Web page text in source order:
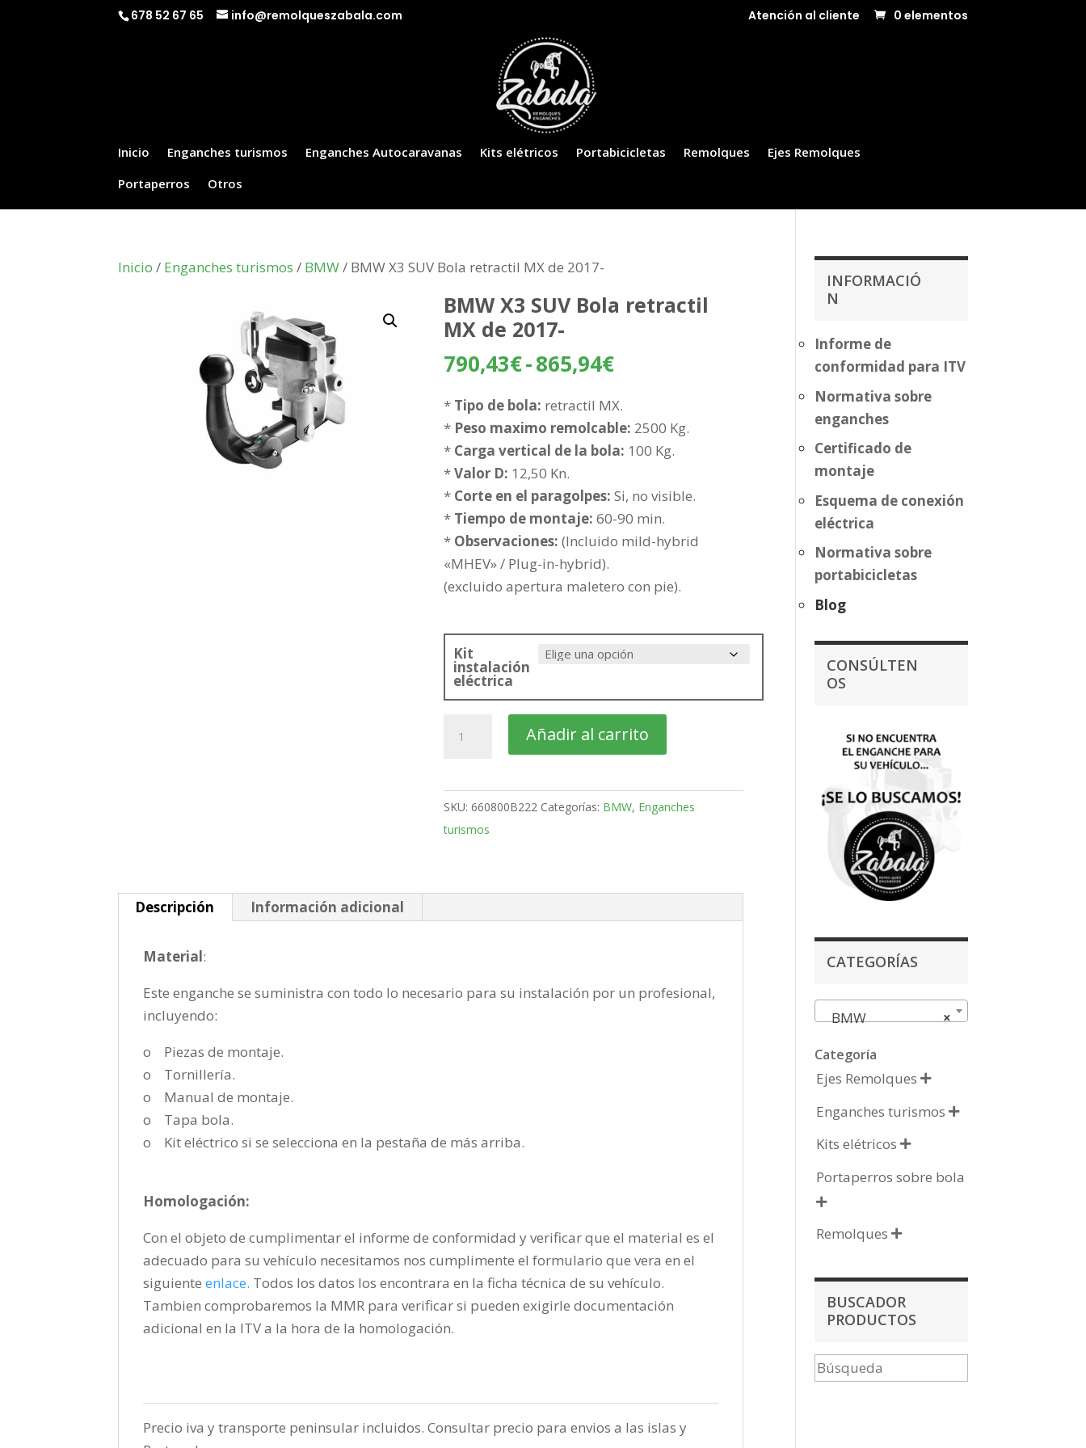
678 52 67 65 info@remolqueszabala.com Atención al cliente 0 elementos
Inicio Enganches turismos Enganches Autocaravanas Kits elétricos Portabicicletas Remolques
Ejes Remolques
Portaperros
Otros
Inicio / Enganches turismos / BMW/ BMW X3 SUV Bola retractil MX de 2017-
BMW X3 SUV Bola retractil
MX de 2017-
790,43€-865,94€Rango
precios:
desde
790,43€
865,94€
* Tipo de bola: retractil MX.
* Peso maximo remolcable: 2500 Kg.
* Carga vertical de la bola: 100 Kg.
*Valor D: 12,50 Kn.
* Corte en el paragolpes: Si, no visible.
* Tiempo de montaje: 60-90 min.
* Observaciones: (Incluido mild-hybrid
«MHEV» / Plug-in-hybrid).
(excluido apertura maletero con pie).
Kit
instalación
eléctrica
Bola
retractil
MX
Añadir al carrito
SKU: 660800B222 Categorías: BMW, Enganches
turismos
Descripción Información adicional
Material:
Este enganche se suministra con todo lo necesario para su instalación por un profesional,
incluyendo:
o Piezas de montaje.
o Tornillería.
o Manual de montaje.
o Tapa bola.
o Kit eléctrico si se selecciona en la pestaña de más arriba.
Homologación:
Con el objeto de cumplimentar el informe de conformidad y verificar que el material es el
adecuado para su vehículo necesitamos nos cumplimente el formulario que vera en el
siguienteenlace. Todos los datos los encontrara en la ficha técnica de su vehículo.
Tambien comprobaremos la MMR para verificar si pueden exigirle documentación
adicional en la ITV a la hora de la homologación.
Precio iva y transporte peninsular incluidos. Consultar precio para envios a las islas y
INFORMACIÓ
N
Informe de
conformidad para ITV
Normativa sobre
enganches
Certificado de
montaje
Esquema de conexión
eléctrica
Normativa sobre
portabicicletas
Blog
CONSÚLTEN
OS
CATEGORÍAS
×
BMW
Categoría
Ejes Remolques 
Enganches turismos 
Kits elétricos 
Portaperros sobre bola

Remolques 
BUSCADOR
PRODUCTOS